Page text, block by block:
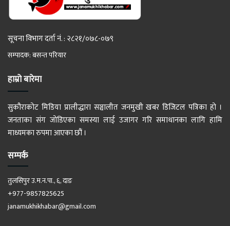
सूचना विभाग दर्ता नं. : २८२१/०७८-०७९
सम्पादक: बसन्त परियार
हाम्रो बारेमा
सुकौराकोट मिडिया प्रालीद्धारा सञ्चालीत जनमुखी खबर डिजिटल पत्रिका हो ।
जनताका संग जोडिएका समस्या लाई उजागर गरि समाधानका लागि हामि
माध्यमका रुपमा आएका छौं ।
सम्पर्क
तुलसिपुर उ.म.न.पा., ६, दाङ
+977-9857825625
janamukhikhabar@gmail.com